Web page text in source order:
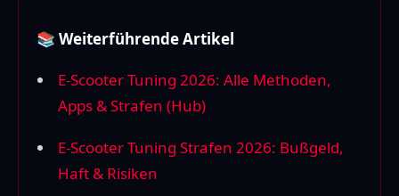
📚 Weiterführende Artikel
E-Scooter Tuning 2026: Alle Methoden,
Apps & Strafen (Hub)
E-Scooter Tuning Strafen 2026: Bußgeld,
Haft & Risiken